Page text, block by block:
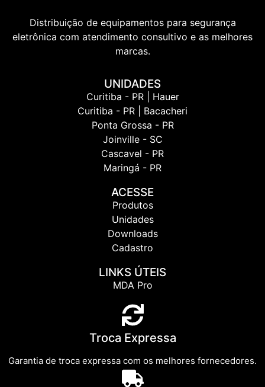
Distribuição de equipamentos para segurança
eletrônica com atendimento consultivo e as melhores
marcas.
UNIDADES
Curitiba - PR | Hauer
Curitiba - PR | Bacacheri
Ponta Grossa - PR
Joinville - SC
Cascavel - PR
Maringá - PR
ACESSE
Produtos
Unidades
Downloads
Cadastro
LINKS ÚTEIS
MDA Pro
Troca Expressa
Garantia de troca expressa com os melhores fornecedores.